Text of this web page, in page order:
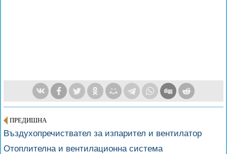
ПРЕДИШНА
Въздухопречиствател за изпарител и вентилатор
Отоплителна и вентилационна система